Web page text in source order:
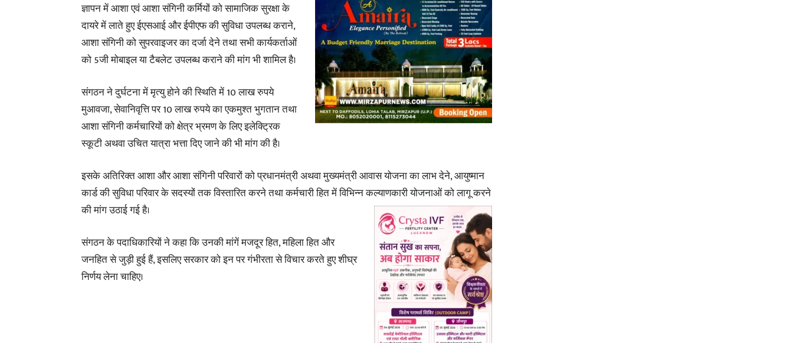
ज्ञापन में आशा एवं आशा संगिनी कर्मियों को सामाजिक सुरक्षा के
दायरे में लाते हुए ईएसआई और ईपीएफ की सुविधा उपलब्ध कराने,
आशा संगिनी को सुपरवाइजर का दर्जा देने तथा सभी कार्यकर्ताओं
को 5जी मोबाइल या टैबलेट उपलब्ध कराने की मांग भी शामिल है।
संगठन ने दुर्घटना में मृत्यु होने की स्थिति में 10 लाख रुपये
मुआवजा, सेवानिवृत्ति पर 10 लाख रुपये का एकमुश्त भुगतान तथा
आशा संगिनी कर्मचारियों को क्षेत्र भ्रमण के लिए इलेक्ट्रिक
स्कूटी अथवा उचित यात्रा भत्ता दिए जाने की भी मांग की है।
इसके अतिरिक्त आशा और आशा संगिनी परिवारों को प्रधानमंत्री अथवा मुख्यमंत्री आवास योजना का लाभ देने, आयुष्मान
कार्ड की सुविधा परिवार के सदस्यों तक विस्तारित करने तथा कर्मचारी हित में विभिन्न कल्याणकारी योजनाओं को लागू करने
की मांग उठाई गई है।
संगठन के पदाधिकारियों ने कहा कि उनकी मांगें मजदूर हित, महिला हित और
जनहित से जुड़ी हुई हैं, इसलिए सरकार को इन पर गंभीरता से विचार करते हुए शीघ्र
निर्णय लेना चाहिए।